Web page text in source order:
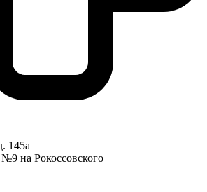
145а
на Рокоссовского